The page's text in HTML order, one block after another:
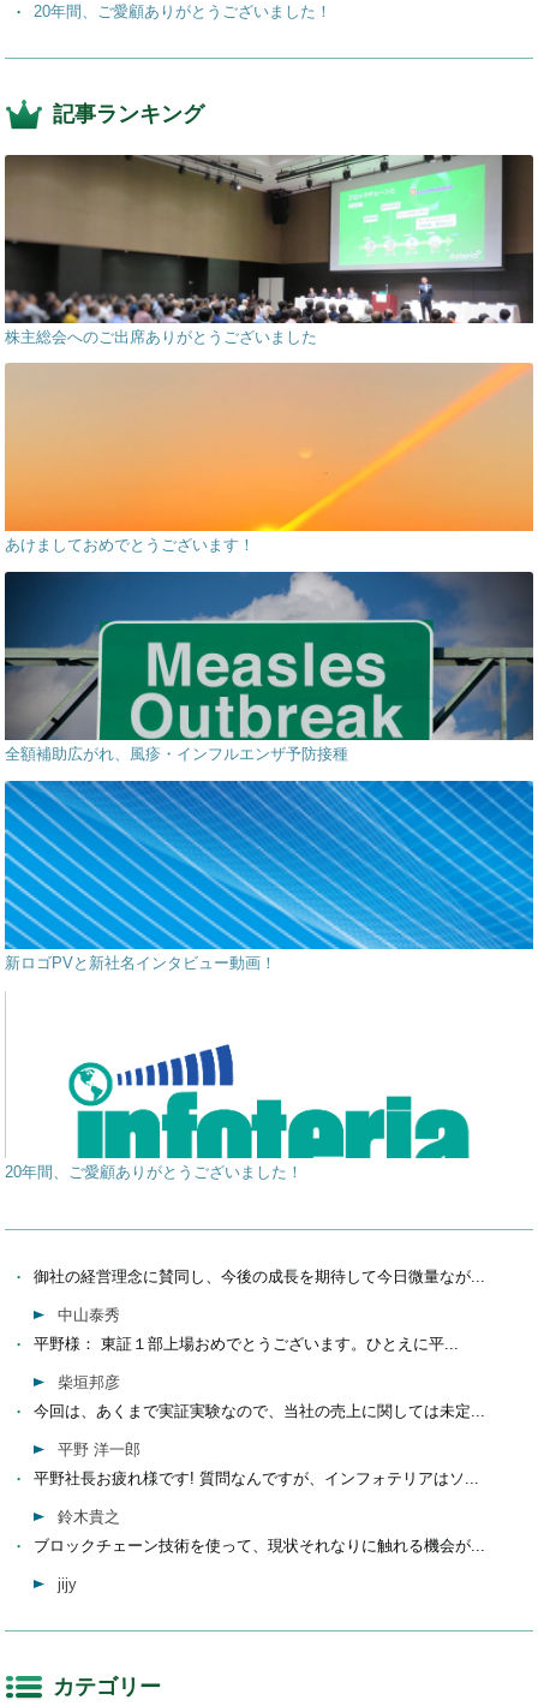
20年間、ご愛顧ありがとうございました！
記事ランキング
株主総会へのご出席ありがとうございました
あけましておめでとうございます！
全額補助広がれ、風疹・インフルエンザ予防接種
新ロゴPVと新社名インタビュー動画！
20年間、ご愛顧ありがとうございました！
御社の経営理念に賛同し、今後の成長を期待して今日微量なが...
中山泰秀
平野様： 東証１部上場おめでとうございます。ひとえに平...
柴垣邦彦
今回は、あくまで実証実験なので、当社の売上に関しては未定...
平野 洋一郎
平野社長お疲れ様です! 質問なんですが、インフォテリアはソ...
鈴木貴之
ブロックチェーン技術を使って、現状それなりに触れる機会が...
jijy
カテゴリー